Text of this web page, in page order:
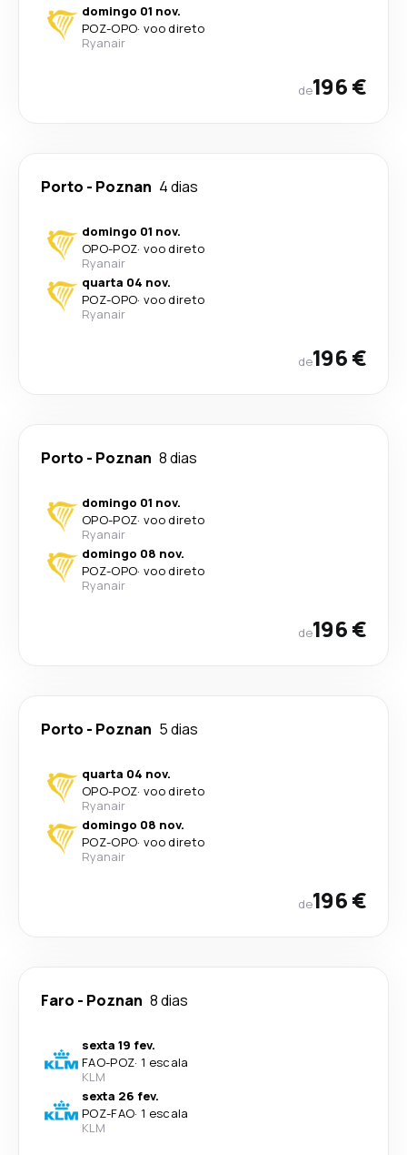
domingo 01 nov.
POZ-OPO· voo direto
Ryanair
de196 €
Porto - Poznan 4 dias
domingo 01 nov.
OPO-POZ· voo direto
Ryanair
quarta 04 nov.
POZ-OPO· voo direto
Ryanair
de196 €
Porto - Poznan 8 dias
domingo 01 nov.
OPO-POZ· voo direto
Ryanair
domingo 08 nov.
POZ-OPO· voo direto
Ryanair
de196 €
Porto - Poznan 5 dias
quarta 04 nov.
OPO-POZ· voo direto
Ryanair
domingo 08 nov.
POZ-OPO· voo direto
Ryanair
de196 €
Faro - Poznan 8 dias
sexta 19 fev.
FAO-POZ· 1 escala
KLM
sexta 26 fev.
POZ-FAO· 1 escala
KLM